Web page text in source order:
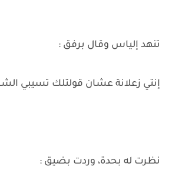
تنهد إلياس وقال برفق :
إنتي زعلانة عشان قولتلك تسيبي
نظرت له بحدة، وردت بضيق :